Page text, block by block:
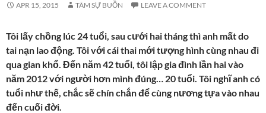
APR 15, 2015 TÂM SỰ BUỒN LEAVE A COMMENT
Tôi lấy chồng lúc 24 tuổi, sau cưới hai tháng thì anh mất do
tai nạn lao động. Tôi với cái thai mới tượng hình cùng nhau đi
qua gian khổ. Đến năm 42 tuổi, tôi lập gia đình lần hai vào
năm 2012 với người hơn mình đúng… 20 tuổi. Tôi nghĩ anh có
tuổi như thế, chắc sẽ chín chắn để cùng nương tựa vào nhau
đến cuối đời.